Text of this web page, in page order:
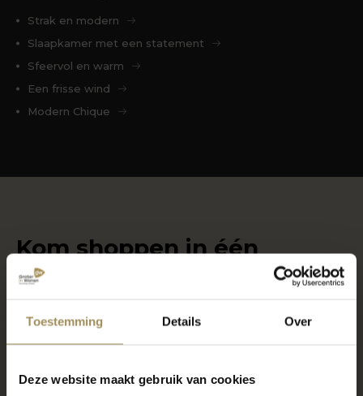
Toestemming Details Over
Deze website maakt gebruik van cookies
Strak en modern
Slaapkamer met een statement
Sfeervol en warm
Een frisse wind
Modern Chique
Kom shoppen in één
van onze woonwinkels
Locatie Maastricht
6000m2 wonen, slapen en meer